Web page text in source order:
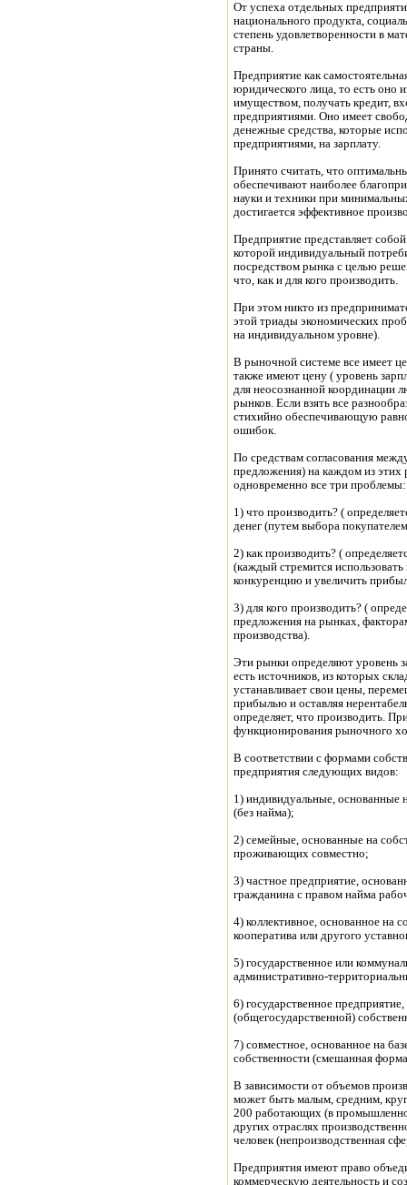
От успеха отдельных
национального продукта,
степень удовлетворенности в
страны.
Предприятие как
юридического лица, то есть оно
предприятиями. Оно имеет
денежные средства, которые
предприятиями, на зарплату.
Принято считать, что
обеспечивают наиболее
науки и техники при
достигается эффективное
Предприятие представляет
которой индивидуальный
посредством рынка с целью
что, как и для кого производить.
При этом никто из
этой триады экономических
на индивидуальном уровне).
В рыночной системе все имеет
также имеют цену ( уровень
для неосознанной координации
рынков. Если взять все
стихийно обеспечивающую
ошибок.
По средствам согласования
предложения) на каждом из
одновременно все три проблемы:
1) что производить? (
денег (путем выбора
2) как производить? (
(каждый стремится
конкуренцию и увеличить
3) для кого производить? (
предложения на рынках,
производства).
Эти рынки определяют уровень
есть источников, из которых
устанавливает свои цены,
прибылью и оставляя
определяет, что производить.
функционирования рыночного
В соответствии с формами
предприятия следующих видов:
(без найма);
2) семейные, основанные на
проживающих совместно;
3) частное предприятие,
гражданина с правом найма
4) коллективное, основанное на
кооператива или другого
5) государственное или
административно-
6) государственное
(общегосударственной)
7) совместное, основанное на
собственности (смешанная
В зависимости от объемов
может быть малым, средним,
200 работающих (в
других отраслях
человек (непроизводственная
Предприятия имеют право
коммерческую деятельность и